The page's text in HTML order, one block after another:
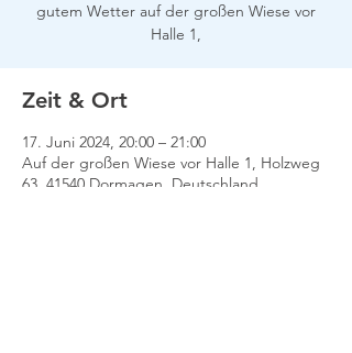
gutem Wetter auf der großen Wiese vor
Halle 1,
Zeit & Ort
17. Juni 2024, 20:00 – 21:00
Auf der großen Wiese vor Halle 1, Holzweg
63, 41540 Dormagen, Deutschland